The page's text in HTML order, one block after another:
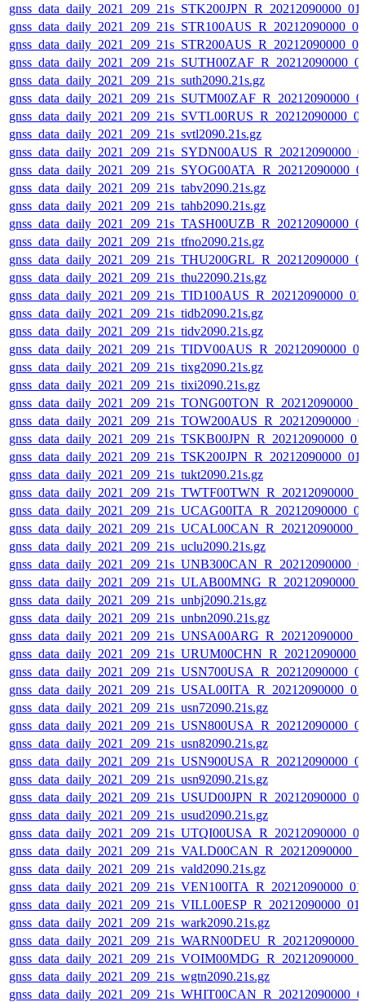
gnss_data_daily_2021_209_21s_suth2090.21s.gz
gnss_data_daily_2021_209_21s_svtl2090.21s.gz
gnss_data_daily_2021_209_21s_tabv2090.21s.gz
gnss_data_daily_2021_209_21s_tahb2090.21s.gz
gnss_data_daily_2021_209_21s_tfno2090.21s.gz
gnss_data_daily_2021_209_21s_thu22090.21s.gz
gnss_data_daily_2021_209_21s_tidb2090.21s.gz
gnss_data_daily_2021_209_21s_tidv2090.21s.gz
gnss_data_daily_2021_209_21s_tixg2090.21s.gz
gnss_data_daily_2021_209_21s_tixi2090.21s.gz
gnss_data_daily_2021_209_21s_tukt2090.21s.gz
gnss_data_daily_2021_209_21s_uclu2090.21s.gz
gnss_data_daily_2021_209_21s_unbj2090.21s.gz
gnss_data_daily_2021_209_21s_unbn2090.21s.gz
gnss_data_daily_2021_209_21s_usn72090.21s.gz
gnss_data_daily_2021_209_21s_usn82090.21s.gz
gnss_data_daily_2021_209_21s_usn92090.21s.gz
gnss_data_daily_2021_209_21s_usud2090.21s.gz
gnss_data_daily_2021_209_21s_vald2090.21s.gz
gnss_data_daily_2021_209_21s_wark2090.21s.gz
gnss_data_daily_2021_209_21s_wgtn2090.21s.gz